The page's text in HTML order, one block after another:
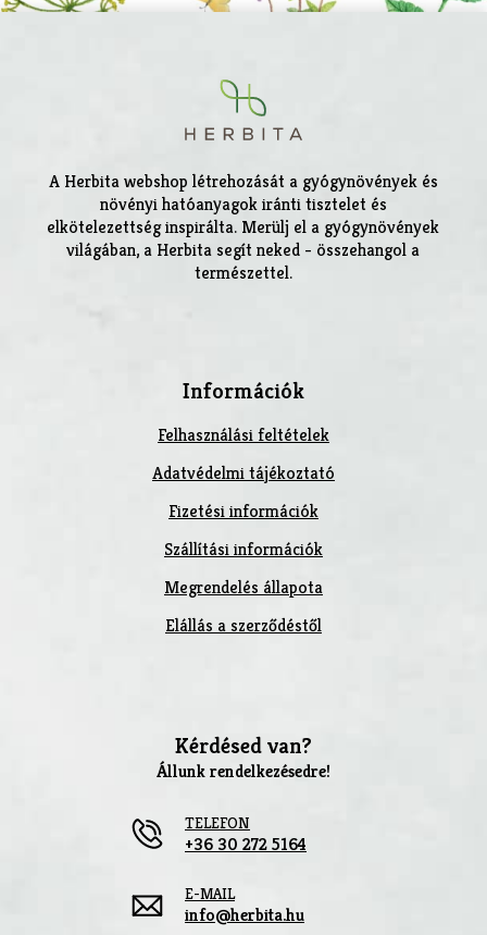
A Herbita webshop létrehozását a gyógynövények és
növényi hatóanyagok iránti tisztelet és
elkötelezettség inspirálta. Merülj el a gyógynövények
világában, a Herbita segít neked - összehangol a
természettel.
Információk
Felhasználási feltételek
Adatvédelmi tájékoztató
Fizetési információk
Szállítási információk
Megrendelés állapota
Elállás a szerződéstől
Kérdésed van?
Állunk rendelkezésedre!
TELEFON
+36 30 272 5164
E-MAIL
info@herbita.hu